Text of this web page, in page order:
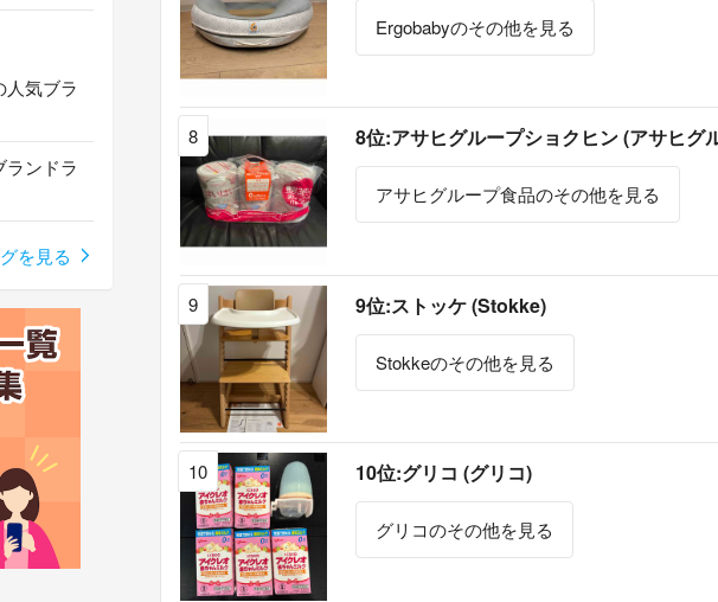
Ergobabyのその他を見る
8 8位:アサヒグループショクヒン (アサヒグ
アサヒグループ食品のその他を見る
9 9位:ストッケ (Stokke)
Stokkeのその他を見る
10 10位:グリコ (グリコ)
グリコのその他を見る
人気ブラ
ランドラ
を見る